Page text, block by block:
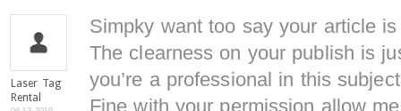
Laser Tag
Rental
Simpky want too say your article
The clearness on your publish is
you’re a professional in this
Fine with your permission allow